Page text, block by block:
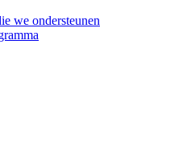
we ondersteunen